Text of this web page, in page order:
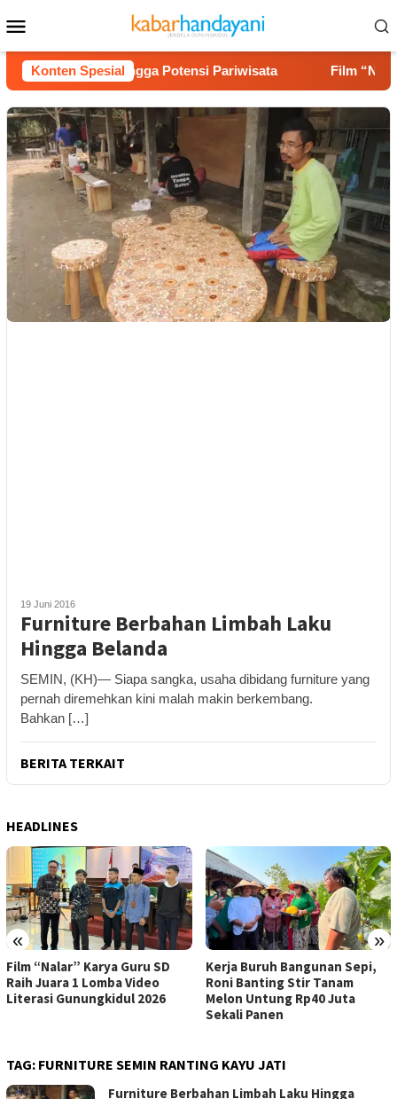
ke
kontenMobile
Konten Spesial
Jalan hingga Potensi Pariwisata Film “Nalar”
19 Juni 2016
Furniture Berbahan Limbah Laku
Hingga Belanda
SEMIN, (KH)— Siapa sangka, usaha dibidang furniture yang
pernah diremehkan kini malah makin berkembang.
Bahkan […]
BERITA TERKAIT
HEADLINES
« »
Kerja Buruh Bangunan Sepi,
Roni Banting Stir Tanam
Melon Untung Rp40 Juta
ASI Lancar, Ibu Lebih Tenang:
RSUD Wonosari Dampingi Ibu
Hamil dan Menyusui
TAG: FURNITURE SEMIN RANTING KAYU JATI
Furniture Berbahan Limbah Laku Hingga